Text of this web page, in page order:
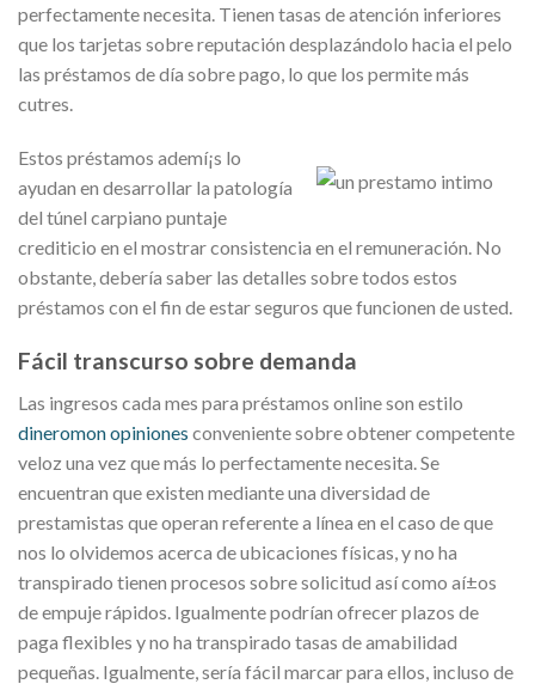
perfectamente necesita. Tienen tasas de atención inferiores
que los tarjetas sobre reputación desplazándolo hacia el pelo
las préstamos de día sobre pago, lo que los permite más
cutres.
Estos préstamos ademí¡s lo
ayudan en desarrollar la patologí­a
del túnel carpiano puntaje
crediticio en el mostrar consistencia en el remuneración. No
obstante, debería saber las detalles sobre todos estos
préstamos con el fin de estar seguros que funcionen de usted.
Fácil transcurso sobre demanda
Las ingresos cada mes para préstamos online son estilo
dineromon opiniones conveniente sobre obtener competente
veloz una vez que más lo perfectamente necesita. Se
encuentran que existen mediante una diversidad de
prestamistas que operan referente a línea en el caso de que
nos lo olvidemos acerca de ubicaciones físicas, y no ha
transpirado tienen procesos sobre solicitud así­ como aí±os
de empuje rápidos. Igualmente podrían ofrecer plazos de
paga flexibles y no ha transpirado tasas de amabilidad
pequeñas. Igualmente, serí­a fácil marcar para ellos, incluso de